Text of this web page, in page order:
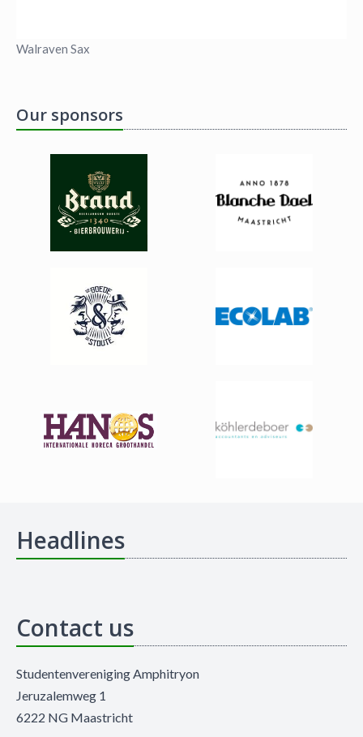
Walraven Sax
Our sponsors
Headlines
Contact us
Studentenvereniging Amphitryon
Jeruzalemweg 1
6222 NG Maastricht